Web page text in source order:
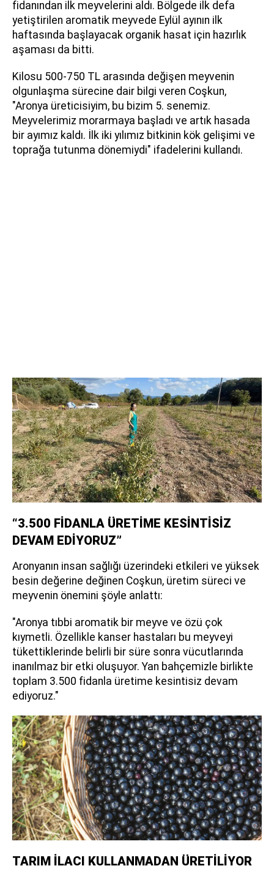
fidanından ilk meyvelerini aldı. Bölgede ilk defa
yetiştirilen aromatik meyvede Eylül ayının ilk
haftasında başlayacak organik hasat için hazırlık
aşaması da bitti.
Kilosu 500-750 TL arasında değişen meyvenin
olgunlaşma sürecine dair bilgi veren Coşkun,
"Aronya üreticisiyim, bu bizim 5. senemiz.
Meyvelerimiz morarmaya başladı ve artık hasada
bir ayımız kaldı. İlk iki yılımız bitkinin kök gelişimi ve
toprağa tutunma dönemiydi" ifadelerini kullandı.
“3.500 FİDANLA ÜRETİME KESİNTİSİZ
DEVAM EDİYORUZ”
Aronyanın insan sağlığı üzerindeki etkileri ve yüksek
besin değerine değinen Coşkun, üretim süreci ve
meyvenin önemini şöyle anlattı:
"Aronya tıbbi aromatik bir meyve ve özü çok
kıymetli. Özellikle kanser hastaları bu meyveyi
tükettiklerinde belirli bir süre sonra vücutlarında
inanılmaz bir etki oluşuyor. Yan bahçemizle birlikte
toplam 3.500 fidanla üretime kesintisiz devam
ediyoruz."
TARIM İLACI KULLANMADAN ÜRETİLİYOR